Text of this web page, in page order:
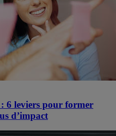
6 leviers pour former
d’impact